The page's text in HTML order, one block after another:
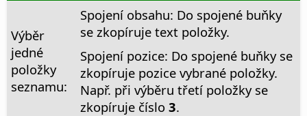
Výběr
jedné
položky
seznamu:
Spojení obsahu: Do spojené buňky
se zkopíruje text položky.
Spojení pozice: Do spojené buňky se
zkopíruje pozice vybrané položky.
Např. při výběru třetí položky se
zkopíruje číslo 3.